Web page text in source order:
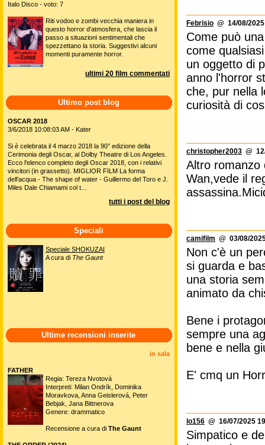
Febrisio @ 14/08/
Come può
come
un oggetto di
anno l'horror
che, pur nella
curiosità di
christopher2003 @
Altro romanzo
Wan,vede il
camifilm @ 03/08/
Non c'è un
si guarda e
una storia
animato da
Bene i
sempre una
bene e nella
E' cmq un
lo156 @ 16/07/2025
Simpatico e
Italo Disco - voto: 7
Riti vodoo e zombi vecchia maniera in
questo horror d'atmosfera, che lascia il
passo a situazioni sentimentali che
spezzettano la storia. Suggestivi alcuni
momenti puramente horror.
ultimi 20 film commentati
Ultimo post blog
OSCAR 2018
3/6/2018 10:08:03 AM - Kater
Si è celebrata il 4 marzo 2018 la 90° edizione della
Cerimonia degli Oscar, al Dolby Theatre di Los Angeles.
Ecco l'elenco completo degli Oscar 2018, con i relativi
vincitori (in grassetto). MIGLIOR FILM La forma
dell'acqua - The shape of water - Guillermo del Toro e J.
Miles Dale Chiamami col t...
tutti i post del blog
Speciali
Speciale SHOKUZAI
A cura di The Gaunt
Ultime recensioni inserite
in sala
FATHER
Regia: Tereza Nvotová
Interpreti: Milan Ondrík, Dominika
Moravkova, Anna Geislerová, Peter
Bebjak, Jana Bittnerova
Genere: drammatico
Recensione a cura di The Gaunt